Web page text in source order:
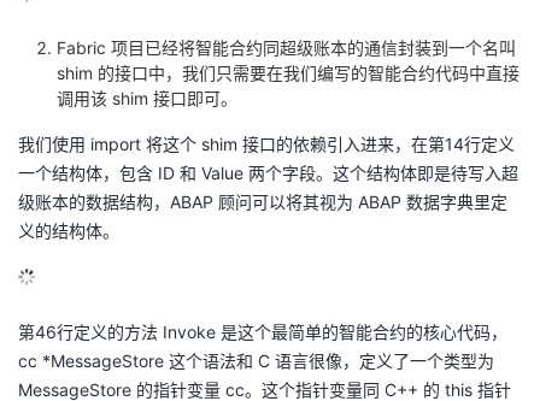
Fabric 项目已经将智能合约同超级账本的通信封装到一个名叫
shim 的接口中，我们只需要在我们编写的智能合约代码中直接
调用该 shim 接口即可。
我们使用 import 将这个 shim 接口的依赖引入进来，在第14行定义
一个结构体，包含 ID 和 Value 两个字段。这个结构体即是待写入超
级账本的数据结构，ABAP 顾问可以将其视为 ABAP 数据字典里定
义的结构体。
第46行定义的方法 Invoke 是这个最简单的智能合约的核心代码，
cc *MessageStore 这个语法和 C 语言很像，定义了一个类型为
MessageStore 的指针变量 cc。这个指针变量同 C++ 的 this 指针